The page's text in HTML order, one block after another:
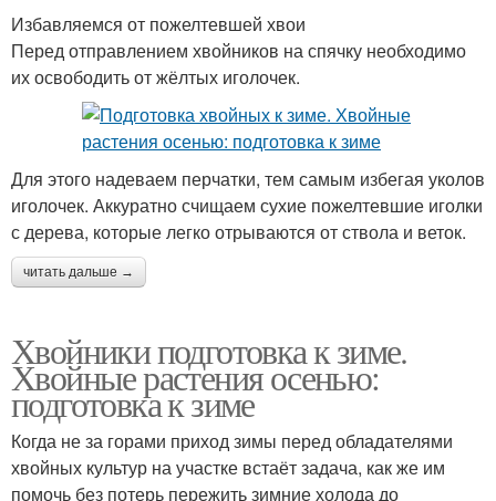
Избавляемся от пожелтевшей хвои
Перед отправлением хвойников на спячку необходимо
их освободить от жёлтых иголочек.
Для этого надеваем перчатки, тем самым избегая уколов
иголочек. Аккуратно счищаем сухие пожелтевшие иголки
с дерева, которые легко отрываются от ствола и веток.
читать дальше →
Хвойники подготовка к зиме.
Хвойные растения осенью:
подготовка к зиме
Когда не за горами приход зимы перед обладателями
хвойных культур на участке встаёт задача, как же им
помочь без потерь пережить зимние холода до